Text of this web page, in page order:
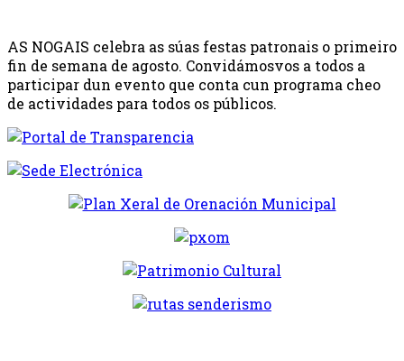
AS NOGAIS celebra as súas festas patronais o primeiro
fin de semana de agosto. Convidámosvos a todos a
participar dun evento que conta cun programa cheo
de actividades para todos os públicos.